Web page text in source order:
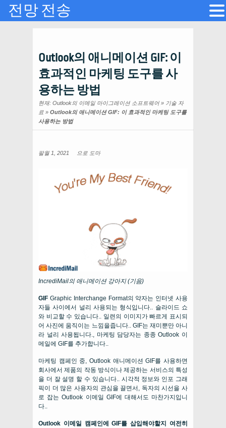
Outlook의 애니메이션 GIF: 이
효과적인 마케팅 도구를 사
용하는 방법
현재: Outlook의 이메일 마이그레이션 소프트웨어 » 기술 자
료 » Outlook의 애니메이션 GIF: 이 효과적인 마케팅 도구를
사용하는 방법
팔월 1, 2021 으로 도마
IncrediMail의 애니메이션 강아지 (기음)
GIF Graphic Interchange Format의 약자는 인터넷 사용
자들 사이에서 널리 사용되는 형식입니다.. 슬라이드 쇼
와 비교할 수 있습니다.. 일련의 이미지가 빠르게 표시되
어 사진에 움직이는 느낌을줍니다.. GIF는 재미뿐만 아니
라 널리 사용됩니다., 마케팅 담당자는 종종 Outlook 이
메일에 GIF를 추가합니다..
마케팅 캠페인 중, Outlook 애니메이션 GIF를 사용하면
회사에서 제품의 작동 방식이나 제공하는 서비스의 특성
을 더 잘 설명 할 수 있습니다.. 시각적 정보와 인포 그래
픽이 더 많은 사용자의 관심을 끌면서, 독자의 시선을 사
로 잡는 Outlook 이메일 GIF에 대해서도 마찬가지입니
다..
Outlook 이메일 캠페인에 GIF를 삽입해야할지 여전히
전망 전송